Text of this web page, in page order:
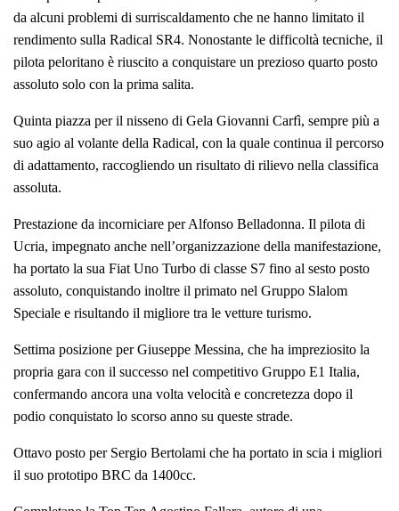
da alcuni problemi di surriscaldamento che ne hanno limitato il
rendimento sulla Radical SR4. Nonostante le difficoltà tecniche, il
pilota peloritano è riuscito a conquistare un prezioso quarto posto
assoluto solo con la prima salita.
Quinta piazza per il nisseno di Gela Giovanni Carfì, sempre più a
suo agio al volante della Radical, con la quale continua il percorso
di adattamento, raccogliendo un risultato di rilievo nella classifica
assoluta.
Prestazione da incorniciare per Alfonso Belladonna. Il pilota di
Ucria, impegnato anche nell’organizzazione della manifestazione,
ha portato la sua Fiat Uno Turbo di classe S7 fino al sesto posto
assoluto, conquistando inoltre il primato nel Gruppo Slalom
Speciale e risultando il migliore tra le vetture turismo.
Settima posizione per Giuseppe Messina, che ha impreziosito la
propria gara con il successo nel competitivo Gruppo E1 Italia,
confermando ancora una volta velocità e concretezza dopo il
podio conquistato lo scorso anno su queste strade.
Ottavo posto per Sergio Bertolami che ha portato in scia i migliori
il suo prototipo BRC da 1400cc.